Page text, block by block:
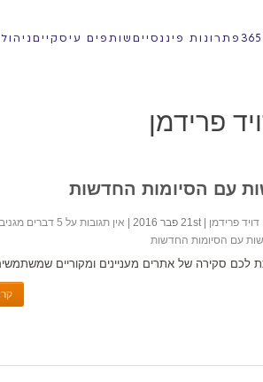
פתרונות פיננסייםשותפים עיסקיים
דויד פרידמן | 21st פבר 2016 | אין תגובות
על 5 דברים
עם הסיומות החדשות
לכם סקירה של אתרים מעניינים ומקוריים